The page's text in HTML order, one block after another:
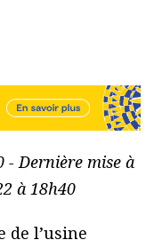
- Dernière mise à
à 18h40
de l’usine